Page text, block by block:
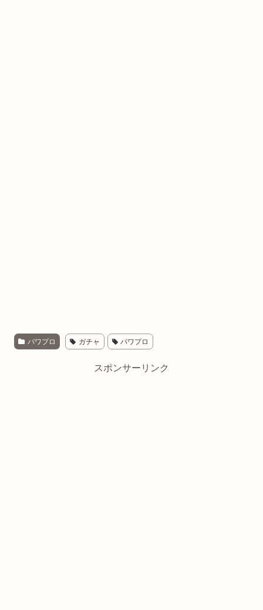
パワプロ ガチャ パワプロ
スポンサーリンク